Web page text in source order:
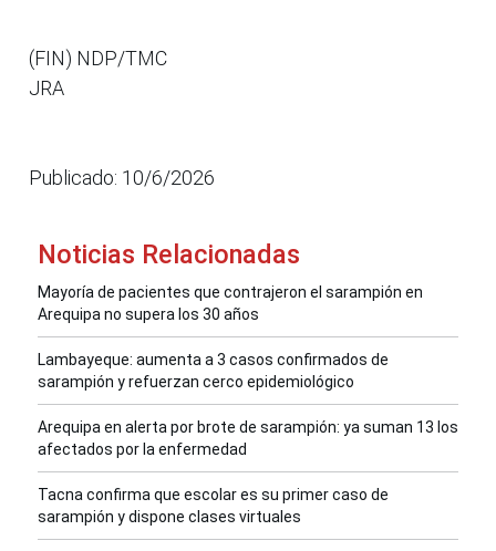
(FIN) NDP/TMC
JRA
Publicado: 10/6/2026
Noticias Relacionadas
Mayoría de pacientes que contrajeron el sarampión en
Arequipa no supera los 30 años
Lambayeque: aumenta a 3 casos confirmados de
sarampión y refuerzan cerco epidemiológico
Arequipa en alerta por brote de sarampión: ya suman 13 los
afectados por la enfermedad
Tacna confirma que escolar es su primer caso de
sarampión y dispone clases virtuales